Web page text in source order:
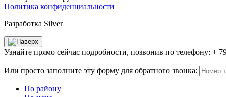
Политика конфиденциальности
Разработка Silver
Узнайте прямо сейчас подробности, позвонив по телефону: +
Или просто заполните эту форму для обратного звонка:
По району